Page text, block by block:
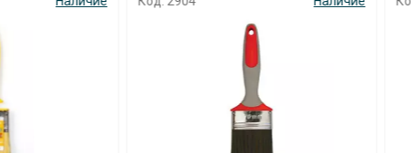
Подробнее об оплате Плайтом
Остались вопросы?